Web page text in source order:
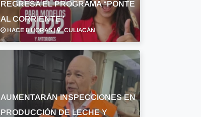
REGRESA EL PROGRAMA “PONTE
AL CORRIENTE”
HACE 8 HORAS | CULIACÁN
AUMENTARÁN INSPECCIONES EN
PRODUCCIÓN DE LECHE Y